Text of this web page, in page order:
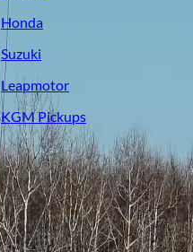
Honda
Suzuki
Leapmotor
KGM Pickups